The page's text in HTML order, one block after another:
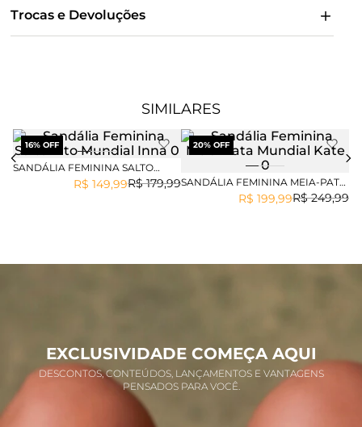
Trocas e Devoluções
SIMILARES
16% OFF
SANDÁLIA FEMININA SALTO
ALTO MUNDIAL INNA
R$ 179,99
R$ 149,99
20% OFF
SANDÁLIA FEMININA MEIA-PATA
MUNDIAL KATE
R$ 249,99
R$ 199,99
EXCLUSIVIDADE COMEÇA AQUI
DESCONTOS, CONTEÚDOS, LANÇAMENTOS E VANTAGENS
PENSADOS PARA VOCÊ.